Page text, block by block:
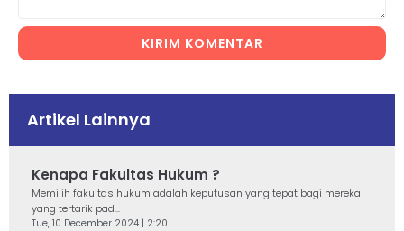
KIRIM KOMENTAR
Artikel Lainnya
Kenapa Fakultas Hukum ?
Memilih fakultas hukum adalah keputusan yang tepat bagi mereka
yang tertarik pad...
Tue, 10 December 2024 | 2:20